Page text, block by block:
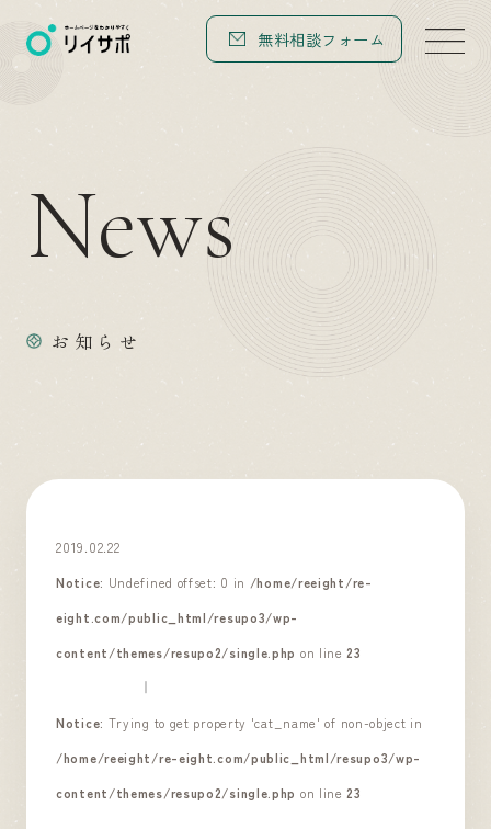
無料相談フォーム
News
お知らせ
2019.02.22
Notice: Undefined offset: 0 in /home/reeight/re-
eight.com/public_html/resupo3/wp-
content/themes/resupo2/single.php on line23
Notice: Trying to get property 'cat_name' of non-object in
/home/reeight/re-eight.com/public_html/resupo3/wp-
content/themes/resupo2/single.php on line23